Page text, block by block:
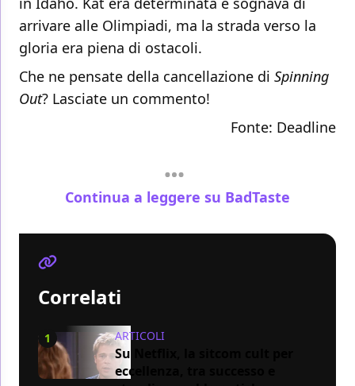
arrivare alle Olimpiadi, ma la strada verso la
gloria era piena di ostacoli.
Che ne pensate della cancellazione di Spinning
Out? Lasciate un commento!
Fonte: Deadline
Continua a leggere su BadTaste
Correlati
1 ARTICOLI
Su Netflix, la sitcom cult per
eccellenza, tra successo e